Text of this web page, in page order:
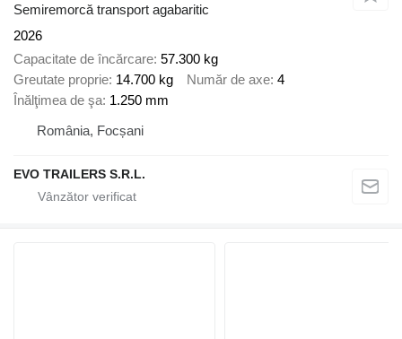
Semiremorcă transport agabaritic
2026
Capacitate de încărcare 57.300 kg
Greutate proprie 14.700 kg Număr de axe 4
Înălţimea de şa 1.250 mm
România, Focșani
EVO TRAILERS S.R.L.